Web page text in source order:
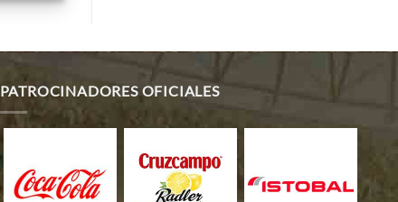
PATROCINADORES OFICIALES